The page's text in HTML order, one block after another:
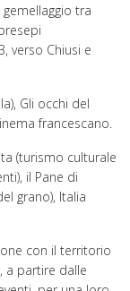
tra
verso Chiusi e
Gli occhi del
francescano.
(turismo culturale
il Pane di
grano), Italia
con il territorio
a partire dalle